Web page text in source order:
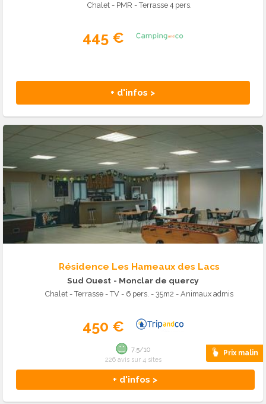
Chalet - PMR - Terrasse 4 pers.
445 €
+ d'infos >
Résidence Les Hameaux des Lacs
Sud Ouest - Monclar de quercy
Chalet - Terrasse - TV - 6 pers. - 35m2 - Animaux admis
450 €
Prix malin
+ d'infos >
7.5/10
226 avis sur 4 sites